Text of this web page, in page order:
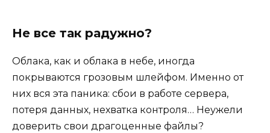
Не все так радужно?
Облака, как и облака в небе, иногда
покрываются грозовым шлейфом. Именно от
них вся эта паника: сбои в работе сервера,
потеря данных, нехватка контроля… Неужели
доверить свои драгоценные файлы?